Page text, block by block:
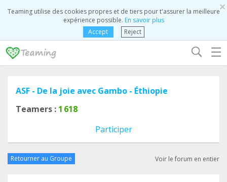
×
Teaming utilise des cookies propres et de tiers pour t'assurer la meilleure
expérience possible. En savoir plus
Accept
Reject
☰
ASF - De la joie avec Gambo - Éthiopie
Teamers : 1 618
Participer
Retourner au Groupe Voir le forum en entier